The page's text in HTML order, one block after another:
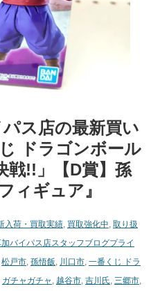
ス店の最新買い
ドラゴンボール
戦!!」【D賞】孫
ィギュア』
入荷・買取実績, 買取強化中, 取り扱
バイパス店スタッフブログプライ
松戸市, 孫悟飯, 川口市, 一番くじ ​ドラ
ガチャガチャ , 越谷市, 吉川氏, 三郷市,